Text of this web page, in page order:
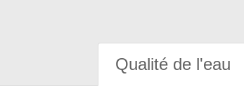
Qualité de l'eau